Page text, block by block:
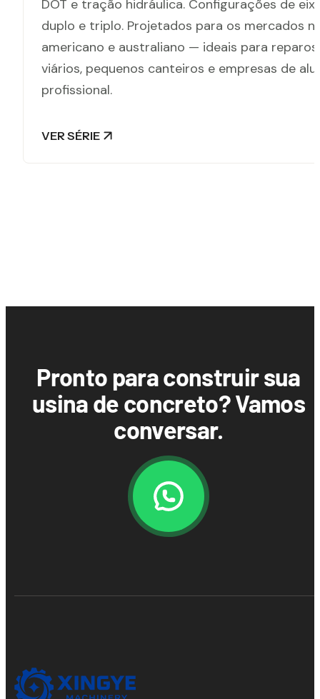
DOT e tração hidráulica. Configurações de
duplo e triplo. Projetados para os mercados
americano e australiano — ideais para reparos
viários, pequenos canteiros e empresas de
profissional.
VER SÉRIE
Pronto para construir sua
usina de concreto? Vamos
conversar.